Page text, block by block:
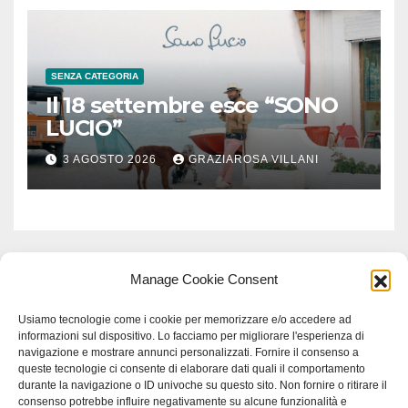
Manage Cookie Consent
Usiamo tecnologie come i cookie per memorizzare e/o accedere ad
informazioni sul dispositivo. Lo facciamo per migliorare l'esperienza di
navigazione e mostrare annunci personalizzati. Fornire il consenso a
queste tecnologie ci consente di elaborare dati quali il comportamento
durante la navigazione o ID univoche su questo sito. Non fornire o ritirare il
consenso potrebbe influire negativamente su alcune funzionalità e
SENZA CATEGORIA
Il 18 settembre esce “SONO
LUCIO”
3 AGOSTO 2026 GRAZIAROSA VILLANI